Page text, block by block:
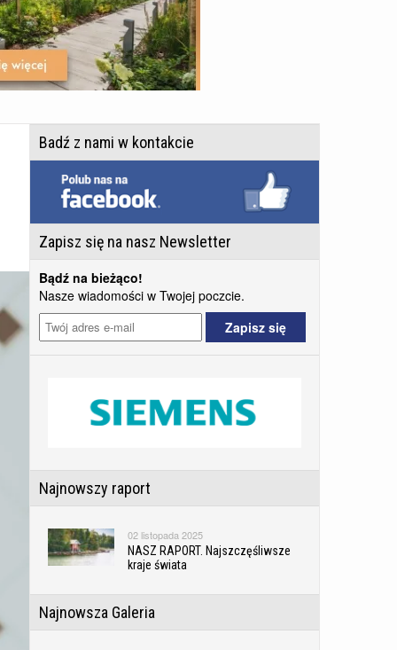
Badź z nami w kontakcie
Zapisz się na nasz Newsletter
Bądź na bieżąco!
Nasze wiadomości w Twojej poczcie.
Najnowszy raport
02 listopada 2025
NASZ RAPORT. Najszczęśliwsze
kraje świata
Najnowsza Galeria